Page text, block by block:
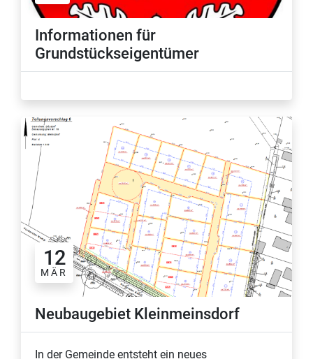
Informationen für
Grundstückseigentümer
12
MÄR
Neubaugebiet Kleinmeinsdorf
In der Gemeinde entsteht ein neues